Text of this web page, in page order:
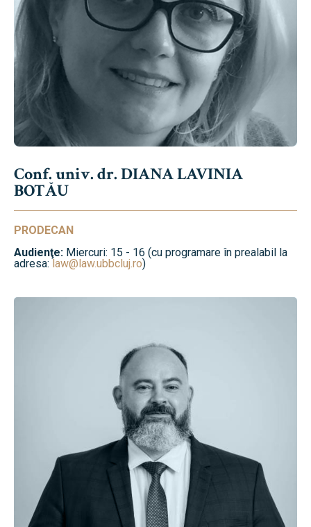
Conf. univ. dr. DIANA LAVINIA
BOTĂU
PRODECAN
Audienţe: Miercuri: 15 - 16 (cu programare în prealabil la
adresa: law@law.ubbcluj.ro)